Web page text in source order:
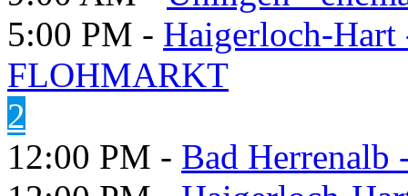
5:00 PM - Haigerloch-
FLOHMARKT
2
12:00 PM - Bad Herrenalb